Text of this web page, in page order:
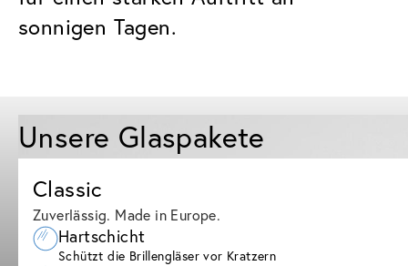
sonnigen Tagen.
Unsere Glaspakete
Classic
Zuverlässig. Made in Europe.
Hartschicht
Schützt die Brillengläser vor Kratzern